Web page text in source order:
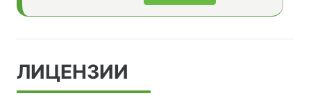
ЛИЦЕНЗИИ